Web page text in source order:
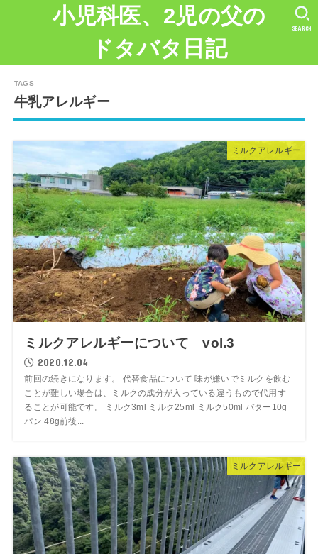
小児科医、2児の父の
ドタバタ日記
SEARCH
牛乳アレルギー
ミルクアレルギー
ミルクアレルギーについて vol.3
2020.12.04
前回の続きになります。 代替食品について 味が嫌いでミルクを飲む
ことが難しい場合は、ミルクの成分が入っている違うもので代用す
ることが可能です。 ミルク3ml ミルク25ml ミルク50ml バター10g
パン 48g前後...
ミルクアレルギー